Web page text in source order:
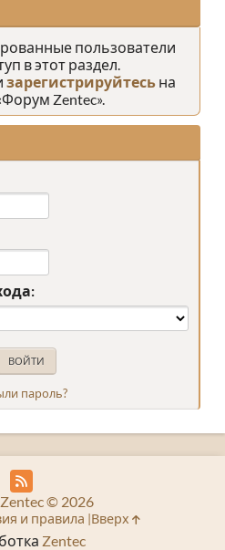
пользователи
в этот раздел.
зарегистрируйтесьна
Zentec».
пароль?
Zentec
© 2026
и правила Вверх